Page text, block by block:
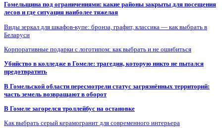
Гомельщина под ограничениями: какие районы закрыты для посещения
лесов и где ситуация наиболее тяжелая
Виды зеркал для шкафов-купе: бронза, графит, классика — как выбрать в
Беларуси
Корпоративные подарки с логотипом: как выбрать и не ошибиться
Убийство в колледже в Гомеле: трагедия, которую никто не пытался
предотвратить
В Гомельской области пересмотрели статус загрязнённых территорий:
часть земель возвращают в оборот
В Гомеле загорелся троллейбус на остановке
Как выбрать серый керамогранит для современного интерьера